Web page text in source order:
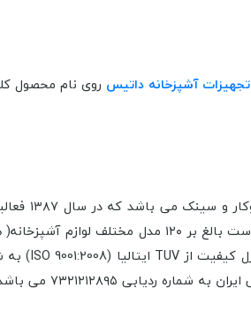
تجهیزات آشپزخانه داتیس روی نام محصول
تهران و در مساحتی بالغ بر ۱۶ هزار متر مربع شروع